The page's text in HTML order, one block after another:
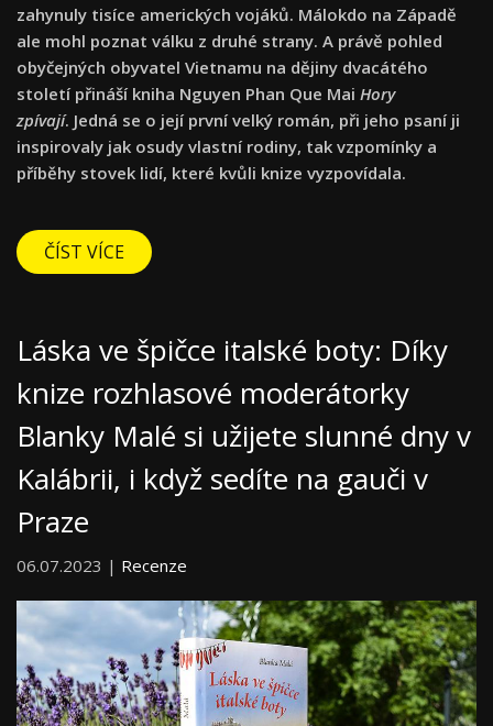
zahynuly tisíce amerických vojáků. Málokdo na Západě
ale mohl poznat válku z druhé strany. A právě pohled
obyčejných obyvatel Vietnamu na dějiny dvacátého
století přináší kniha Nguyen Phan Que Mai Hory
zpívají. Jedná se o její první velký román, při jeho psaní ji
inspirovaly jak osudy vlastní rodiny, tak vzpomínky a
příběhy stovek lidí, které kvůli knize vyzpovídala.
ČÍST VÍCE
Láska ve špičce italské boty: Díky
knize rozhlasové moderátorky
Blanky Malé si užijete slunné dny v
Kalábrii, i když sedíte na gauči v
Praze
06.07.2023 | Recenze